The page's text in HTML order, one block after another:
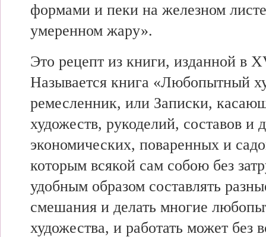
формами и пеки на железном
умеренном жару».
Это рецепт из книги, изданной в
Называется книга «Любопытный
ремесленник, или Записки,
художеств, рукоделий, составов и
экономических, поваренных и
которым всякой сам собою без
удобным образом составлять
смешания и делать многие
художества, и работать может без